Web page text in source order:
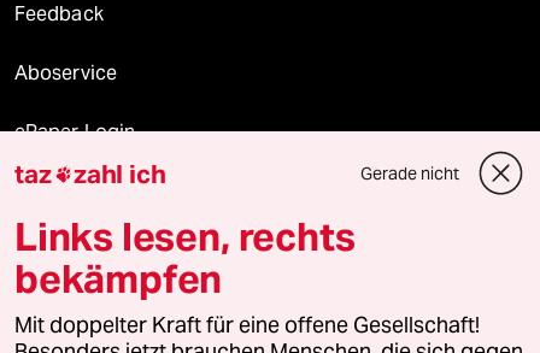
Feedback
Aboservice
ePaper Login
Downloads für Abonnierende
© 2026 taz Verlags und Vertriebs GmbH
Alle Rechte vorbehalten. Bei rechtlichen Fragen oder für Genehmigungen
wenden Sie sich bitte an lizenzen@taz.de
taz zahl ich Gerade nicht
Links lesen, rechts
bekämpfen
Mit doppelter Kraft für eine offene Gesellschaft!